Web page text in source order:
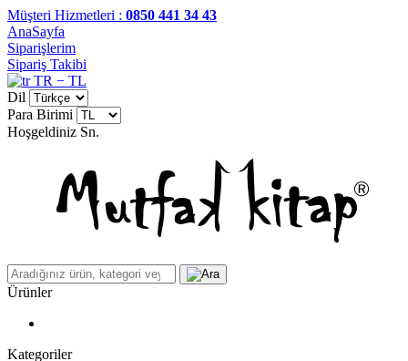
Müşteri Hizmetleri : 0850 441 34 43
AnaSayfa
Siparişlerim
Sipariş Takibi
TR − TL
Dil
Para Birimi
Hoşgeldiniz Sn.
Ürünler
Kategoriler